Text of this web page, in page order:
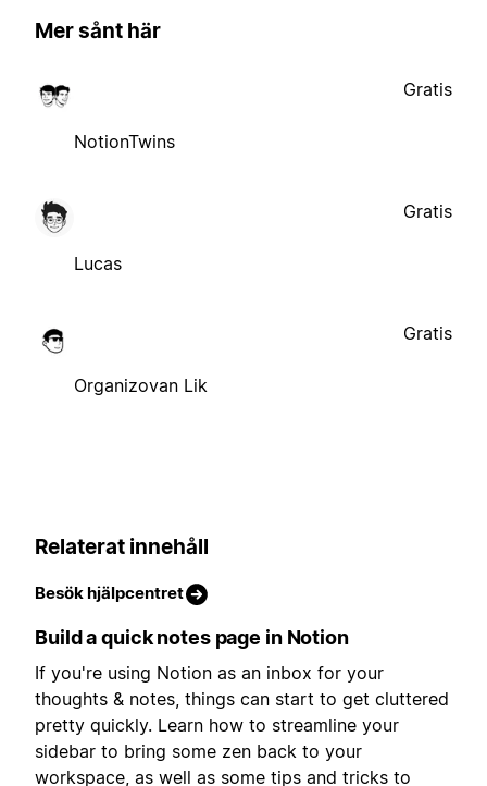
Mer sånt här
NotionTwins
Gratis
Lucas
Gratis
Organizovan Lik
Gratis
Relaterat innehåll
Besök hjälpcentret
Build a quick notes page in Notion
If you're using Notion as an inbox for your
thoughts & notes, things can start to get cluttered
pretty quickly. Learn how to streamline your
sidebar to bring some zen back to your
workspace, as well as some tips and tricks to